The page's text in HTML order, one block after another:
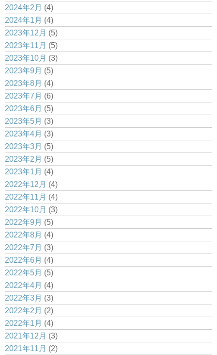
2024年2月 (4)
2024年1月 (4)
2023年12月 (5)
2023年11月 (5)
2023年10月 (3)
2023年9月 (5)
2023年8月 (4)
2023年7月 (6)
2023年6月 (5)
2023年5月 (3)
2023年4月 (3)
2023年3月 (5)
2023年2月 (5)
2023年1月 (4)
2022年12月 (4)
2022年11月 (4)
2022年10月 (3)
2022年9月 (5)
2022年8月 (4)
2022年7月 (3)
2022年6月 (4)
2022年5月 (5)
2022年4月 (4)
2022年3月 (3)
2022年2月 (2)
2022年1月 (4)
2021年12月 (3)
2021年11月 (2)